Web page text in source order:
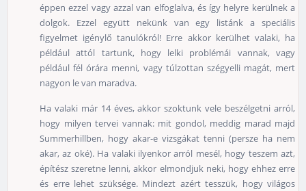
éppen ezzel vagy azzal van elfoglalva, és így helyre kerülnek a
dolgok. Ezzel együtt nekünk van egy listánk a speciális
figyelmet igénylő tanulókról! Erre akkor kerülhet valaki, ha
például attól tartunk, hogy lelki problémái vannak, vagy
például fél órára menni, vagy túlzottan szégyelli magát, mert
nagyon le van maradva.
Ha valaki már 14 éves, akkor szoktunk vele beszélgetni arról,
hogy milyen tervei vannak: mit gondol, meddig marad majd
Summerhillben, hogy akar-e vizsgákat tenni (persze ha nem
akar, az oké). Ha valaki ilyenkor arról mesél, hogy teszem azt,
építész szeretne lenni, akkor elmondjuk neki, hogy ehhez erre
és erre lehet szüksége. Mindezt azért tesszük, hogy világos